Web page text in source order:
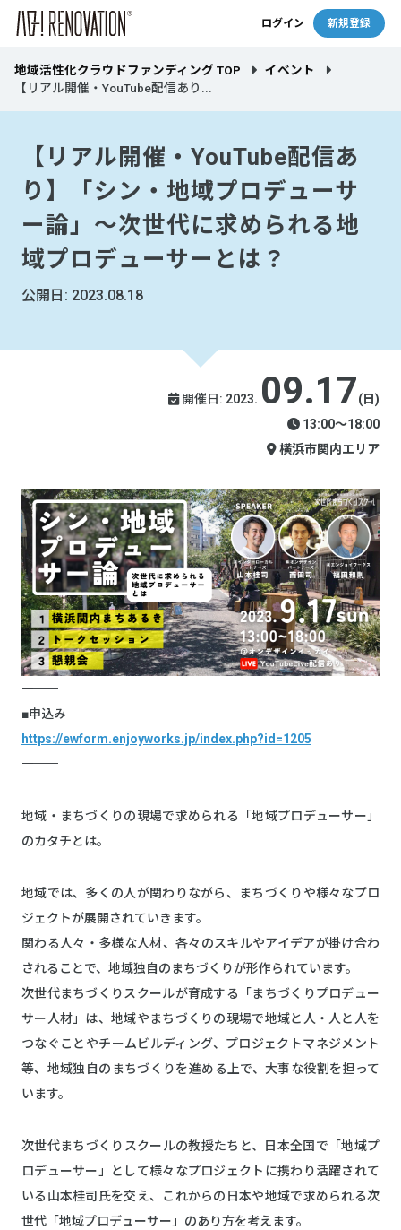
ログイン 新規登録
地域活性化クラウドファンディング TOP
イベント
【リアル開催・YouTube配信あり...
【リアル開催・YouTube配信あ
り】「シン・地域プロデューサ
ー論」～次世代に求められる地
域プロデューサーとは？
公開日: 2023.08.18
開催日: 2023. 09.17(日)
13:00〜18:00
横浜市関内エリア
――――――――――
■申込み
https://ewform.enjoyworks.jp/index.php?id=1205
――――――――――
地域・まちづくりの現場で求められる「地域プロデューサー」
のカタチとは。
地域では、多くの人が関わりながら、まちづくりや様々なプロ
ジェクトが展開されていきます。
関わる人々・多様な人材、各々のスキルやアイデアが掛け合わ
されることで、地域独自のまちづくりが形作られています。
次世代まちづくりスクールが育成する「まちづくりプロデュー
サー人材」は、地域やまちづくりの現場で地域と人・人と人を
つなぐことやチームビルディング、プロジェクトマネジメント
等、地域独自のまちづくりを進める上で、大事な役割を担って
います。
次世代まちづくりスクールの教授たちと、日本全国で「地域プ
ロデューサー」として様々なプロジェクトに携わり活躍されて
いる山本桂司氏を交え、これからの日本や地域で求められる次
世代「地域プロデューサー」のあり方を考えます。